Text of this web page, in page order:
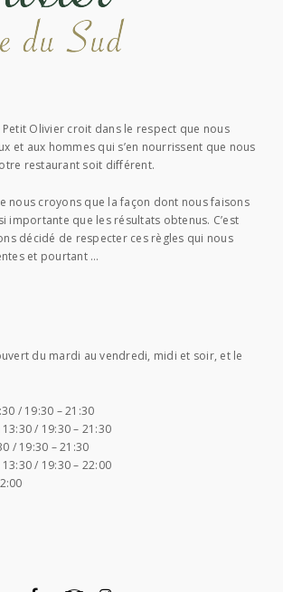
Petit Olivier croit dans le respect que nous
et aux hommes qui s’en nourrissent que nous
restaurant soit différent.
nous croyons que la façon dont nous faisons
importante que les résultats obtenus. C’est
décidé de respecter ces règles qui nous
et pourtant …
du mardi au vendredi, midi et soir, et le
/ 19:30 – 21:30
13:30 / 19:30 – 21:30
/ 19:30 – 21:30
13:30 / 19:30 – 22:00